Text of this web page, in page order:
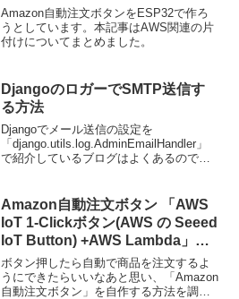
Amazon自動注文ボタンをESP32で作ろ
うとしています。本記事はAWS関連の片
付けについてまとめました。
DjangoのロガーでSMTP送信す
る方法
Djangoでメール送信の設定を
「django.utils.log.AdminEmailHandler」
で紹介しているブログはよくあるのです
公式サイトを調べながら設定しました。
Amazon自動注文ボタン 「AWS
IoT 1-Clickボタン(AWS の Seeed
IoT Button) +AWS Lambda」構
成の費用検討
ボタン押したら自動で商品を注文するよ
うにできたらいいなあと思い、「Amazon
自動注文ボタン」を自作する方法を調べ